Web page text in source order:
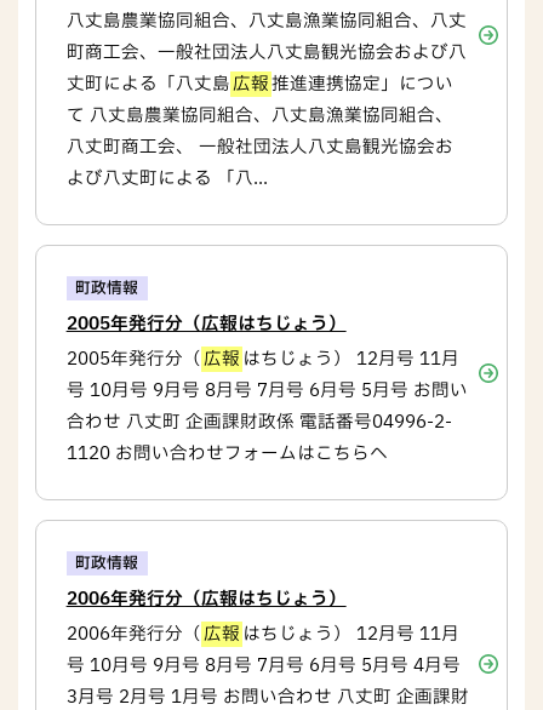
八丈島農業協同組合、八丈島漁業協同組合、八丈
町商工会、一般社団法人八丈島観光協会および八
丈町による「八丈島広報推進連携協定」につい
て 八丈島農業協同組合、八丈島漁業協同組合、
八丈町商工会、 一般社団法人八丈島観光協会お
よび八丈町による 「八...
町政情報
2005年発行分（広報はちじょう）
2005年発行分（広報 はちじょう） 12月号 11月
号 10月号 9月号 8月号 7月号 6月号 5月号 お問い
合わせ 八丈町 企画課財政係 電話番号04996-2-
1120 お問い合わせフォームはこちらへ
町政情報
2006年発行分（広報はちじょう）
2006年発行分（広報 はちじょう） 12月号 11月
号 10月号 9月号 8月号 7月号 6月号 5月号 4月号
3月号 2月号 1月号 お問い合わせ 八丈町 企画課財